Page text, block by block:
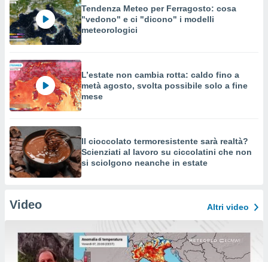
Tendenza Meteo per Ferragosto: cosa
"vedono" e ci "dicono" i modelli
meteorologici
L’estate non cambia rotta: caldo fino a
metà agosto, svolta possibile solo a fine
mese
Il cioccolato termoresistente sarà realtà?
Scienziati al lavoro su ciccolatini che non
si sciolgono neanche in estate
Video Altri video